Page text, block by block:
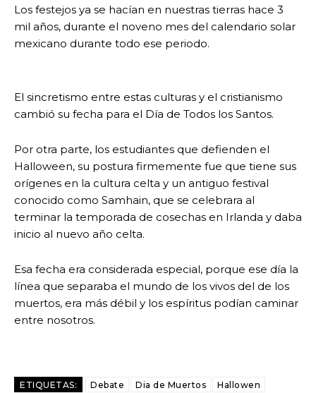
Los festejos ya se hacían en nuestras tierras hace 3
mil años, durante el noveno mes del calendario solar
mexicano durante todo ese periodo.
El sincretismo entre estas culturas y el cristianismo
cambió su fecha para el Día de Todos los Santos.
Por otra parte, los estudiantes que defienden el
Halloween, su postura firmemente fue que tiene sus
orígenes en la cultura celta y un antiguo festival
conocido como Samhain, que se celebrara al
terminar la temporada de cosechas en Irlanda y daba
inicio al nuevo año celta.
Esa fecha era considerada especial, porque ese día la
línea que separaba el mundo de los vivos del de los
muertos, era más débil y los espíritus podían caminar
entre nosotros.
ETIQUETAS: Debate Dia de Muertos Hallowen